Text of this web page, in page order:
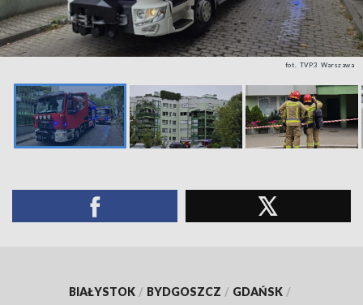
fot. TVP3 Warszawa
BIAŁYSTOK / BYDGOSZCZ / GDAŃSK /